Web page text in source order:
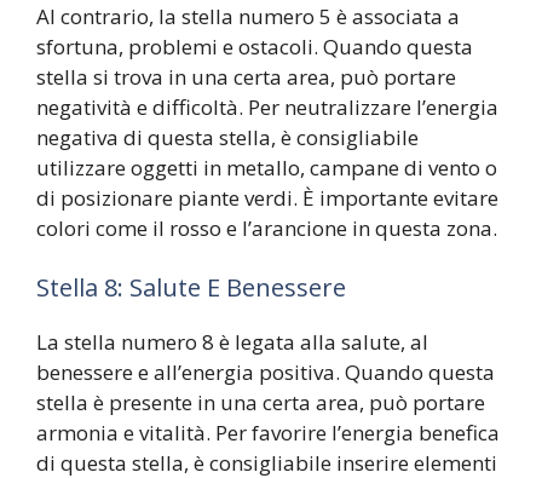
Al contrario, la stella numero 5 è associata a
sfortuna, problemi e ostacoli. Quando questa
stella si trova in una certa area, può portare
negatività e difficoltà. Per neutralizzare l’energia
negativa di questa stella, è consigliabile
utilizzare oggetti in metallo, campane di vento o
di posizionare piante verdi. È importante evitare
colori come il rosso e l’arancione in questa zona.
Stella 8: Salute E Benessere
La stella numero 8 è legata alla salute, al
benessere e all’energia positiva. Quando questa
stella è presente in una certa area, può portare
armonia e vitalità. Per favorire l’energia benefica
di questa stella, è consigliabile inserire elementi